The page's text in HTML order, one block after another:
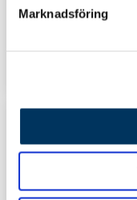
Marknadsföring